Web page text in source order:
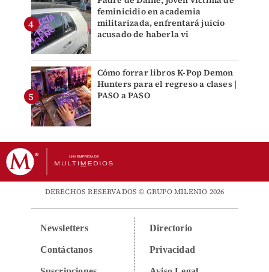
feminicidio en academia
militarizada, enfrentará juicio
acusado de haberla vi
Cómo forrar libros K-Pop Demon
Hunters para el regreso a clases |
PASO a PASO
DERECHOS RESERVADOS © GRUPO MILENIO 2026
Newsletters
Contáctanos
Directorio
Privacidad